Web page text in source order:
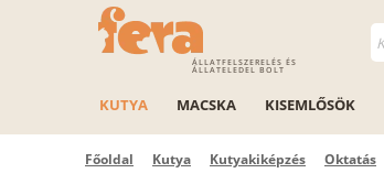
ÁLLATFELSZERELÉS ÉS
ÁLLATELEDEL BOLT
KUTYA MACSKA KISEMLŐSÖK
Főoldal Kutya Kutyakiképzés Oktatás